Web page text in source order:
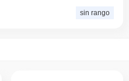
sin rango